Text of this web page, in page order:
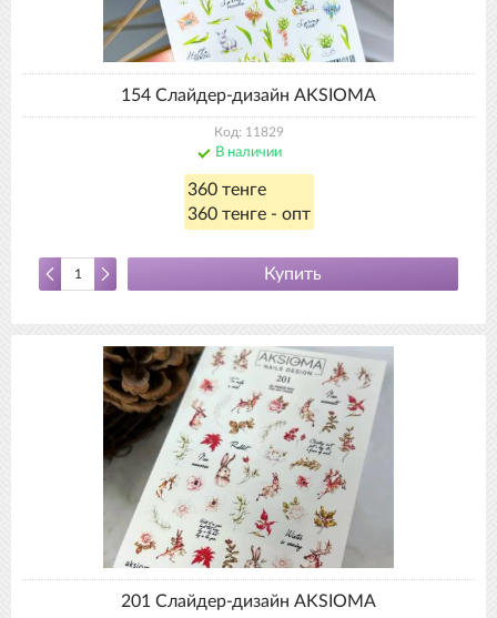
154 Слайдер-дизайн AKSIOMA
Код: 11829
В наличии
360 тенге
360 тенге - опт
Купить
201 Слайдер-дизайн AKSIOMA